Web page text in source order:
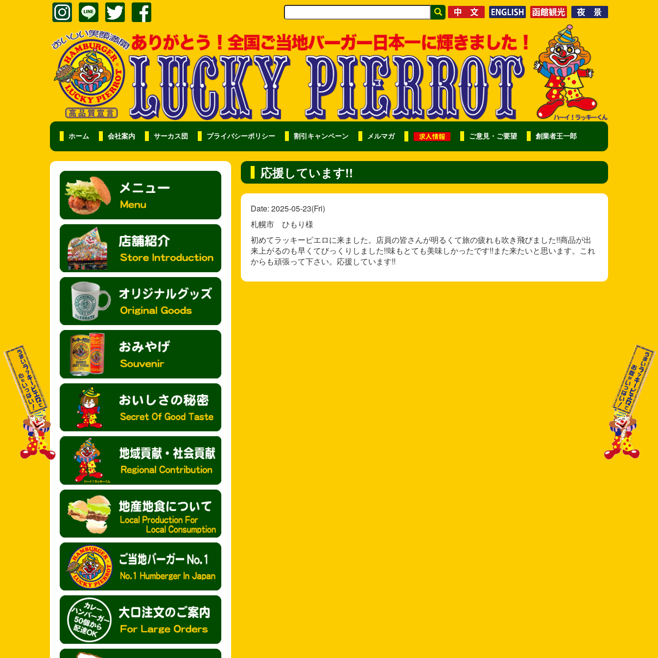
ホーム 会社案内 サーカス団 プライバシーポリシー 割引キャンペーン メルマガ ご意見・ご要望 創業者王一郎
応援しています!!
Date: 2025-05-23(Fri)
札幌市 ひもり様
初めてラッキーピエロに来ました。店員の皆さんが明るくて旅の疲れも吹き飛びました!!商品が出
来上がるのも早くてびっくりしました!!味もとても美味しかったです!!また来たいと思います。これ
からも頑張って下さい。応援しています!!